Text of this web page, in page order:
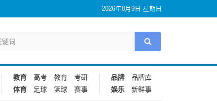
2026年8月9日 星期日
教育 高考 教育
考研
体育
足球 篮球 赛事
品牌
品牌库
娱乐
新鲜事